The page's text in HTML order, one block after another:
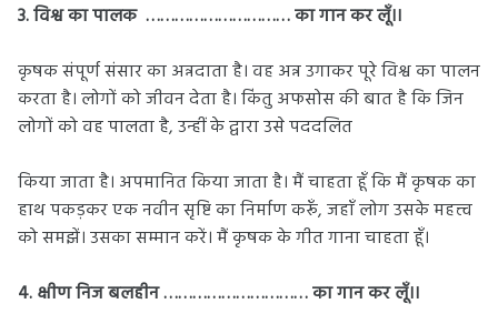
3. विश्व का पालक ………………………… का गान कर लूँ।।
कृषक संपूर्ण संसार का अन्नदाता है। वह अन्न उगाकर पूरे विश्व का पालन
करता है। लोगों को जीवन देता है। किंतु अफसोस की बात है कि जिन
लोगों को वह पालता है, उन्हीं के द्वारा उसे पददलित
किया जाता है। अपमानित किया जाता है। मैं चाहता हूँ कि मैं कृषक का
हाथ पकड़कर एक नवीन सृष्टि का निर्माण करूँ, जहाँ लोग उसके महत्त्व
को समझें। उसका सम्मान करें। मैं कृषक के गीत गाना चाहता हूँ।
4. क्षीण निज बलहीन ………………………… का गान कर लूँ।।